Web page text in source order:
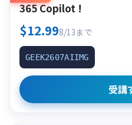
365 Copilot !
$12.998/13まで
GEEK2607AIIMG
受講